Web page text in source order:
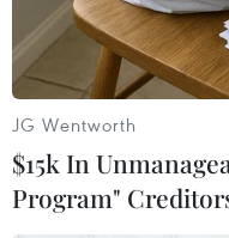
JG Wentworth
$15k In
Program"